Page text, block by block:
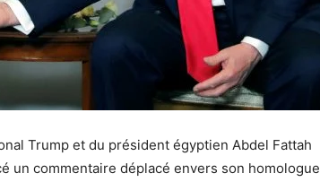
Trump et du président égyptien Abdel Fattah
un commentaire déplacé envers son homologue